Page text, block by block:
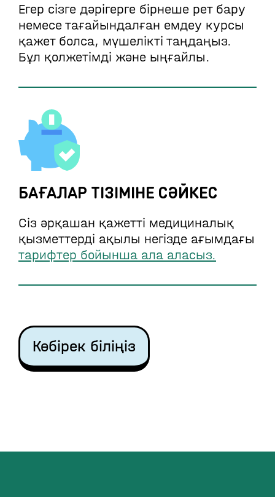
Егер сізге дәрігерге бірнеше рет бару
немесе тағайындалған емдеу курсы
қажет болса, мүшелікті таңдаңыз.
Бұл қолжетімді және ыңғайлы.
БАҒАЛАР ТІЗІМІНЕ СӘЙКЕС
Сіз әрқашан қажетті медициналық
қызметтерді ақылы негізде ағымдағы
тарифтер бойынша ала аласыз.
Көбірек біліңіз